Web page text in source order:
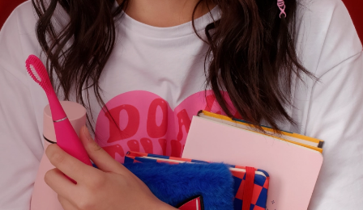
我的订阅
FAQ™ Dual LED Panel
热门产品
发货国家
美国 预计送达日期10/8/26
英国 预计送达日期 9/8/26
西班牙 预计送达日期9/8/26
澳大利亚 预计送达日期 12/8/26